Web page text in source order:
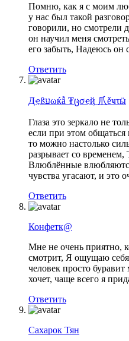
Помню, как я с моим
у нас был такой
говорили, но смотрели
он научил меня
его забыть, Надеюсь он
Ответить
Дҿßעωќẫ ₮ცσҿҋ 爪ěҹτӹ
Глаза это зеркало не
если при этом общаться
то можно настолько
разрывает со
Влюблённые
чувства угасают, и это
Ответить
Конфетк@
Мне не очень приятно,
смотрит, Я ощущаю
человек просто
хочет, чаще всего я
Ответить
Сахарок Тян